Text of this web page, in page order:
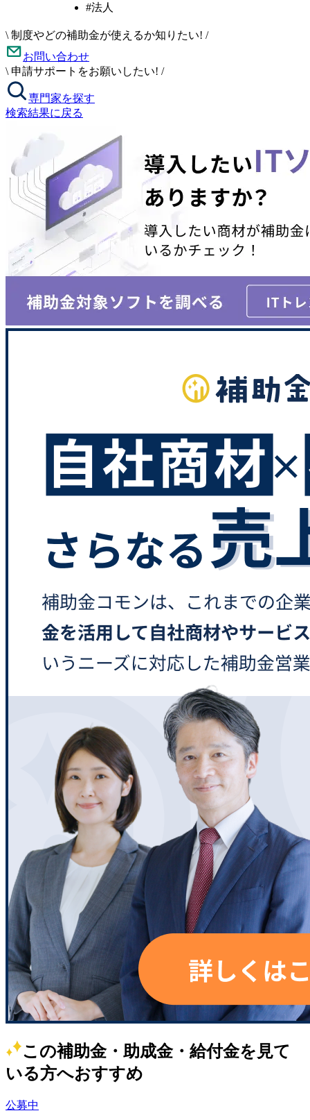
#法人
\ 制度やどの補助金が使えるか知りたい! /
お問い合わせ
\ 申請サポートをお願いしたい! /
専門家を探す
検索結果に戻る
この補助金・助成金・給付金を見て
いる方へおすすめ
公募中